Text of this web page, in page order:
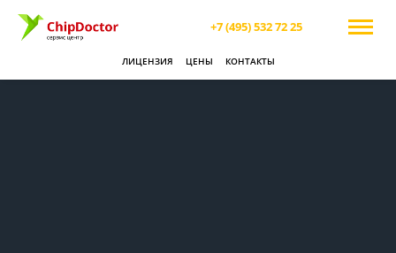
+7 (495) 532 72 25
ЛИЦЕНЗИЯ ЦЕНЫ КОНТАКТЫ